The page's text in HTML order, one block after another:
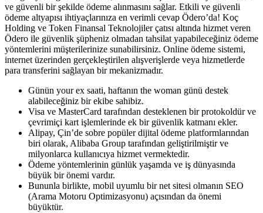
ve güvenli bir şekilde ödeme alınmasını sağlar. Etkili ve güvenli
ödeme altyapısı ihtiyaçlarınıza en verimli cevap Ödero’da! Koç
Holding ve Token Finansal Teknolojiler çatısı altında hizmet veren
Ödero ile güvenlik şüpheniz olmadan tahsilat yapabileceğiniz ödeme
yöntemlerini müşterilerinize sunabilirsiniz. Online ödeme sistemi,
internet üzerinden gerçekleştirilen alışverişlerde veya hizmetlerde
para transferini sağlayan bir mekanizmadır.
Günün your ex saati, haftanın the woman günü destek
alabileceğiniz bir ekibe sahibiz.
Visa ve MasterCard tarafından desteklenen bir protokoldür ve
çevrimiçi kart işlemlerinde ek bir güvenlik katmanı ekler.
Alipay, Çin’de sobre popüler dijital ödeme platformlarından
biri olarak, Alibaba Group tarafından geliştirilmiştir ve
milyonlarca kullanıcıya hizmet vermektedir.
Ödeme yöntemlerinin günlük yaşamda ve iş dünyasında
büyük bir önemi vardır.
Bununla birlikte, mobil uyumlu bir net sitesi olmanın SEO
(Arama Motoru Optimizasyonu) açısından da önemi
büyüktür.